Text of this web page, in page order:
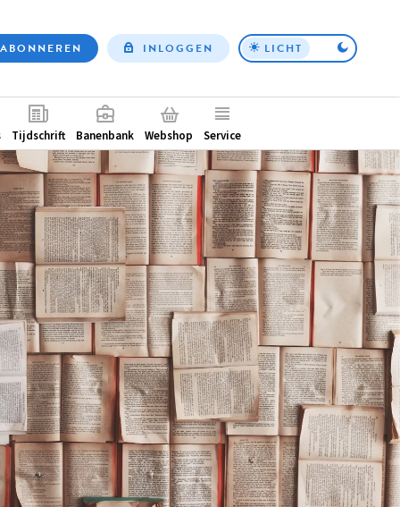
Top
ABONNEREN INLOGGEN LICHT
Tijdschrift Banenbank Webshop Service